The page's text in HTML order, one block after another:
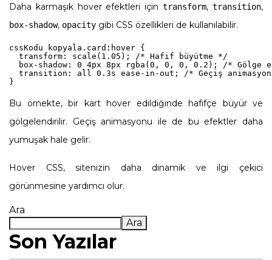
Daha karmaşık hover efektleri içintransform,transition,
box-shadow, opacity gibi CSS özellikleri de kullanılabilir.
cssKodu kopyala .card:hover {
  transform: scale(1.05); /* Hafif büyütme */
box-shadow: 0 4px 8px rgba(0, 0, 0, 0.2); /* Gölge
transition: all 0.3s ease-in-out; /* Geçiş
Bu örnekte, bir kart hover edildiğinde hafifçe büyür ve
gölgelendirilir. Geçiş animasyonu ile de bu efektler daha
yumuşak hale gelir.
Hover CSS, sitenizin daha dinamik ve ilgi çekici
görünmesine yardımcı olur.
Ara
Ara
Son Yazılar